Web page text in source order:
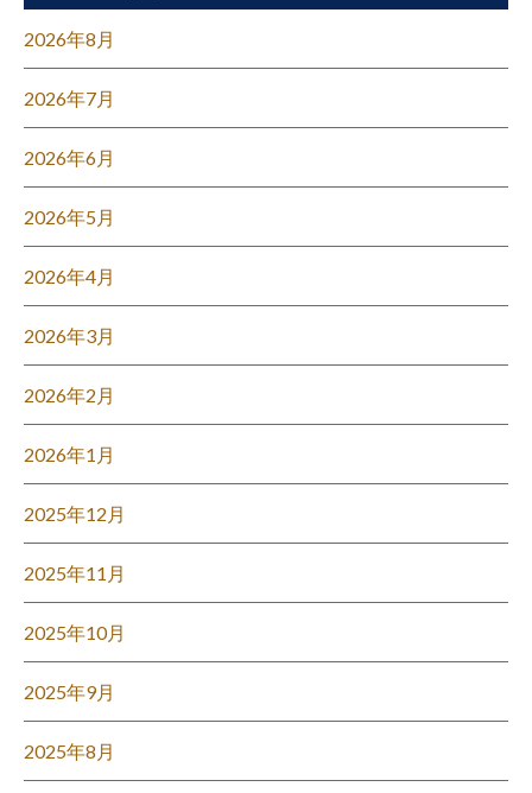
2026年8月
2026年7月
2026年6月
2026年5月
2026年4月
2026年3月
2026年2月
2026年1月
2025年12月
2025年11月
2025年10月
2025年9月
2025年8月